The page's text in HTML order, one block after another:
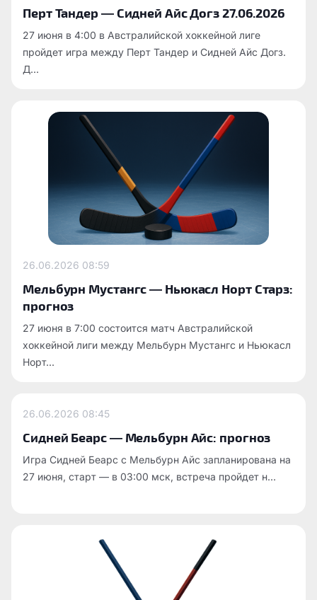
Перт Тандер — Сидней Айс Догз 27.06.2026
27 июня в 4:00 в Австралийской хоккейной лиге
пройдет игра между Перт Тандер и Сидней Айс Догз.
Д...
26.06.2026 08:59
Мельбурн Мустангс — Ньюкасл Норт Старз:
прогноз
27 июня в 7:00 состоится матч Австралийской
хоккейной лиги между Мельбурн Мустангс и Ньюкасл
Норт...
26.06.2026 08:45
Сидней Беарс — Мельбурн Айс: прогноз
Игра Сидней Беарс с Мельбурн Айс запланирована на
27 июня, старт — в 03:00 мск, встреча пройдет н...